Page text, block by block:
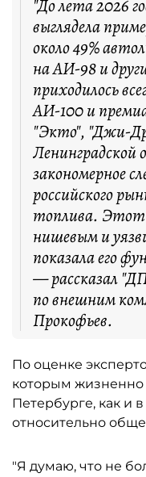
"До лета 2026
выглядела
около 49%
на АИ-98 и
приходилось
АИ-100 и
"Экто", "Джи-
закономерное
российского
топлива. Этот
нишевым и
показала его
— рассказал
по внешним
Прокофьев.
По оценке
которым
Петербурге, как и
относительно
"Я думаю, что не